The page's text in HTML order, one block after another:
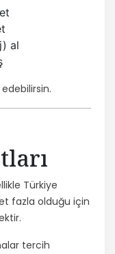
al
Türkiye
fazla olduğu için
tercih